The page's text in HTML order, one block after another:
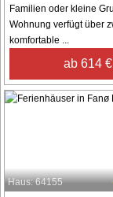
Familien oder kleine
Wohnung verfügt über
komfortable ...
ab 614 €
Haus: 64155